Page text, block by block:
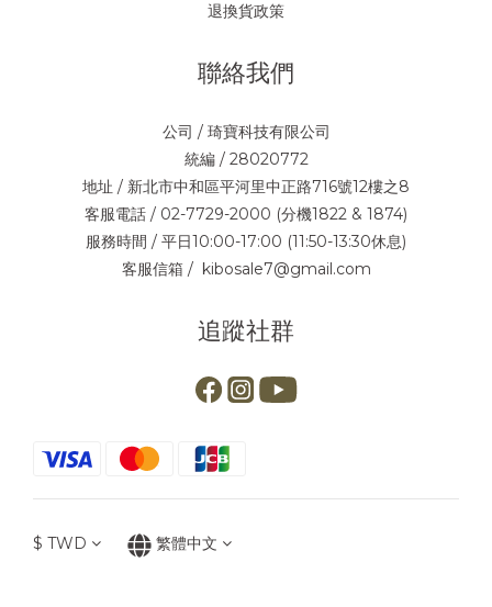
退換貨政策
聯絡我們
公司 / 琦寶科技有限公司
統編 / 28020772
地址 / 新北市中和區平河里中正路716號12樓之8
客服電話 / 02-7729-2000 (分機1822 & 1874)
服務時間 / 平日10:00-17:00 (11:50-13:30休息)
客服信箱 / kibosale7@gmail.com
追蹤社群
$ TWD 繁體中文